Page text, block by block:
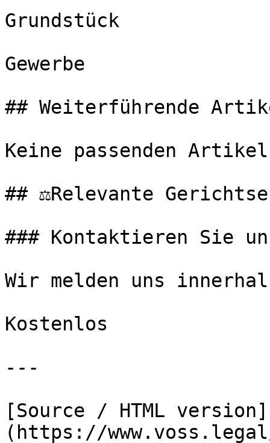
Grundstück
Gewerbe
## Weiterführende
Keine passenden
## ⚖️Relevante
### Kontaktieren Sie
Wir melden uns
Kostenlos
---
[Source / HTML version]
(https://